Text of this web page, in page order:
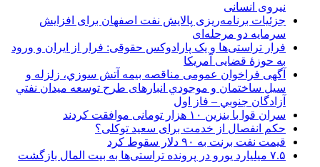
نیروی انسانی
جزئیات برنامه‌ریزی پالایش نفت اصفهان برای افزایش
سرمایه دو مرحله‌ای
فرار تراستی‌ها و یک پارادوکس حقوقی: فرار از ایران و ورود
به حوزۀ قضایی آمریکا
آگهی فراخوان عمومی مناقصه بيمه آتش سوزي، زلزله و
سیل ساختمان و موجودي انبارهای طرح توسعه ميدان نفتي
آزادگان جنوبي – فاز اول
سران قوا با بنزین ۱۰ هزار تومانی موافقت کردند
حکم انفصال از خدمت برای سعید توکلی؟
قیمت نفت برنت به ۹۰ دلار سقوط کرد
۷.۵ میلیارد یورو در پرونده تراستی‌ها به بیت المال بازگشت